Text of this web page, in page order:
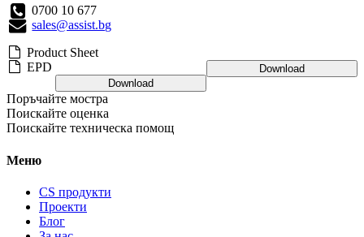
0700 10 677
sales@assist.bg
Product Sheet
Download
EPD
Download
Поръчайте мостра
Поискайте оценка
Поискайте техническа помощ
Меню
CS продукти
Проекти
Блог